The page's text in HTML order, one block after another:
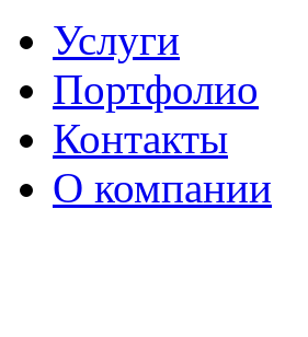
Услуги
Портфолио
Контакты
О компании